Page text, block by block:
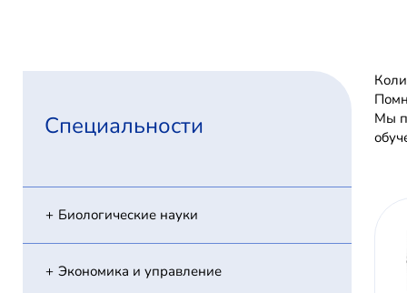
Специальности
Биологические науки
Экономика и управление
Мы